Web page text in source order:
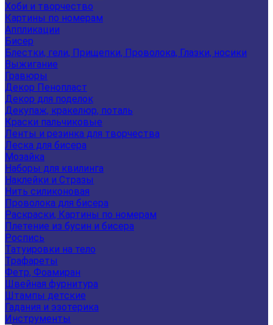
Хоби и творчество
Картины по номерам
Аппликации
Бисер
Блестки, гели, Прищепки, Проволока, Глазки, носики
Выжигание
Гравюры
Декор Пенопласт
Декор для поделок
Декупаж, кракелюр, поталь
Краски пальчиковые
Ленты и резинка для творчества
Леска для бисера
Мозайка
Наборы для квилинга
Наклейки и Стразы
Нить силиконовая
Проволока для бисера
Раскраски, Картины по номерам
Плетение из бусин и бисера
Роспись
Татуировки на тело
Трафареты
Фетр, Фоамиран
Швейная фурнитура
Штампы детские
Гадания и эзотерика
Инструменты